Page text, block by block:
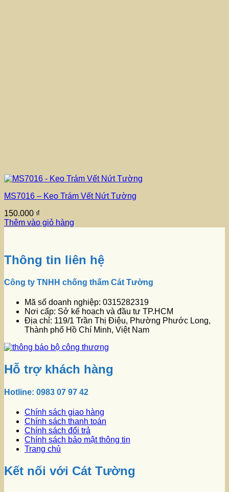
MS7016 – Keo Trám Vết Nứt Tường
150.000 ₫
Thêm vào giỏ hàng
Thông tin liên hệ
Công ty TNHH chống thấm Cát Tường
Mã số doanh nghiệp: 0315282319
Nơi cấp: Sở kế hoạch và đầu tư TP.HCM
Địa chỉ: 119/1 Trần Thị Điệu, Phường Phước Long,
Thành phố Hồ Chí Minh, Việt Nam
Hỗ trợ khách hàng
Hotline: 0983 07 97 42
Chính sách giao hàng
Chính sách thanh toán
Chính sách đổi trả
Chính sách bảo mật thông tin
Trang chủ
Kết nối với Cát Tường